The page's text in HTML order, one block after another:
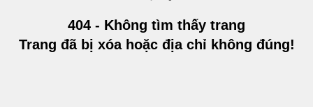
404 - Không tìm thấy trang
Trang đã bị xóa hoặc địa chỉ không đúng!